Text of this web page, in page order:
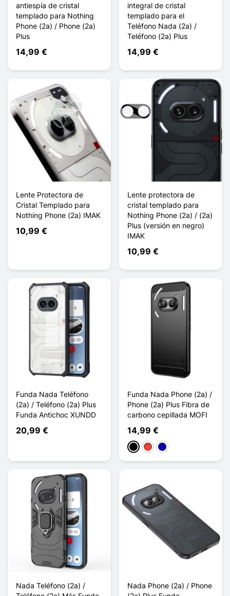
antiespía de cristal
templado para Nothing
Phone (2a) / Phone (2a)
Plus
14,99 €
integral de cristal
templado para el
Teléfono Nada (2a) /
Teléfono (2a) Plus
14,99 €
Lente Protectora de
Cristal Templado para
Nothing Phone (2a) IMAK
10,99 €
Lente protectora de
cristal templado para
Nothing Phone (2a) / (2a)
Plus (versión en negro)
IMAK
10,99 €
Funda Nada Teléfono
(2a) / Teléfono (2a) Plus
Funda Antichoc XUNDD
20,99 €
Funda Nada Phone (2a) /
Phone (2a) Plus Fibra de
carbono cepillada MOFI
14,99 €
NegroRojoAzul oscuro
Nada Teléfono (2a) /
Nada Phone (2a) / Phone